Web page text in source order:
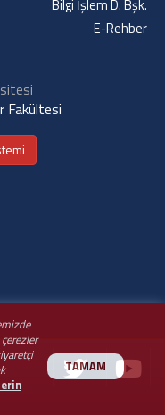
TAMAM
Bilgi İşlem D. Bşk.
E-Rehber
Fakültesi